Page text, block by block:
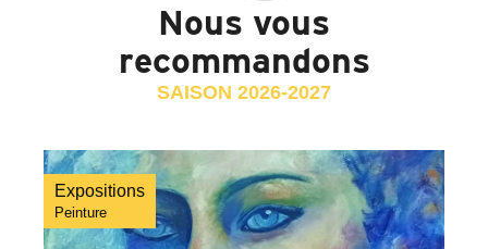
Nous vous
recommandons
SAISON 2026-2027
Expositions
Peinture